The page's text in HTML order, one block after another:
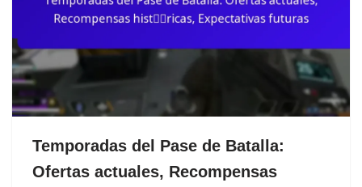
Temporadas del Pase de Batalla:
Ofertas actuales, Recompensas